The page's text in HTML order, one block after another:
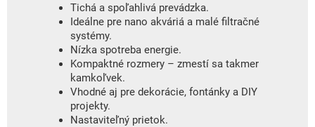
Tichá a spoľahlivá prevádzka.
Ideálne pre nano akváriá a malé filtračné
systémy.
Nízka spotreba energie.
Kompaktné rozmery – zmestí sa takmer
kamkoľvek.
Vhodné aj pre dekorácie, fontánky a DIY
projekty.
Nastaviteľný prietok.